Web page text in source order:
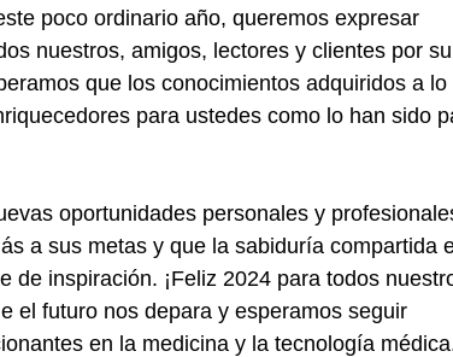
poco ordinario año, queremos expresar
nuestros, amigos, lectores y clientes por su
que los conocimientos adquiridos a lo
para ustedes como lo han sido
oportunidades personales y
a sus metas y que la sabiduría compartida
de inspiración. ¡Feliz 2024 para todos
el futuro nos depara y esperamos seguir
en la medicina y la tecnología